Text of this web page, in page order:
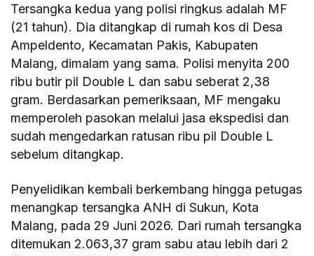
Tersangka kedua yang polisi ringkus adalah MF
(21 tahun). Dia ditangkap di rumah kos di Desa
Ampeldento, Kecamatan Pakis, Kabupaten
Malang, dimalam yang sama. Polisi menyita 200
ribu butir pil Double L dan sabu seberat 2,38
gram. Berdasarkan pemeriksaan, MF mengaku
memperoleh pasokan melalui jasa ekspedisi dan
sudah mengedarkan ratusan ribu pil Double L
sebelum ditangkap.
Penyelidikan kembali berkembang hingga petugas
menangkap tersangka ANH di Sukun, Kota
Malang, pada 29 Juni 2026. Dari rumah tersangka
ditemukan 2.063,37 gram sabu atau lebih dari 2